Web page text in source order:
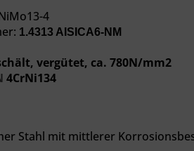
4
: 1.4313 AISICA6-NM
vergütet, ca. 780N/mm2
4CrNi134
Stahl mit mittlerer